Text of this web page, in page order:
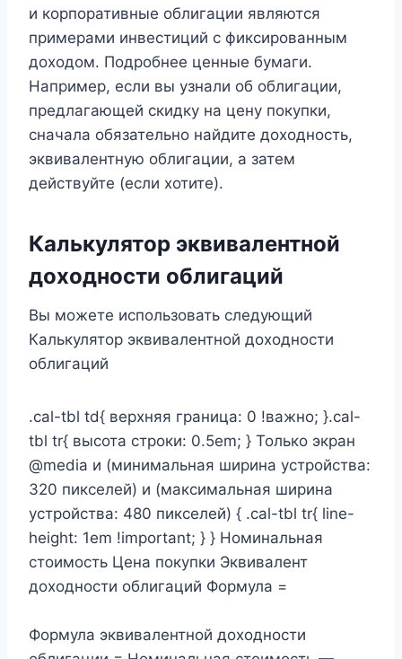
и корпоративные облигации являются
примерами инвестиций с фиксированным
доходом. Подробнее ценные бумаги.
Например, если вы узнали об облигации,
предлагающей скидку на цену покупки,
сначала обязательно найдите доходность,
эквивалентную облигации, а затем
действуйте (если хотите).
Калькулятор эквивалентной
доходности облигаций
Вы можете использовать следующий
Калькулятор эквивалентной доходности
облигаций
.cal-tbl td{ верхняя граница: 0 !важно; }.cal-
tbl tr{ высота строки: 0.5em; } Только экран
@media и (минимальная ширина устройства:
320 пикселей) и (максимальная ширина
устройства: 480 пикселей) { .cal-tbl tr{ line-
height: 1em !important; } } Номинальная
стоимость Цена покупки Эквивалент
доходности облигаций Формула =
Формула эквивалентной доходности